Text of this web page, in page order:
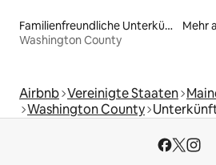
Familienfreundliche Unterkünfte
Washington County
Mehr
Airbnb Vereinigte Staaten
Washington County